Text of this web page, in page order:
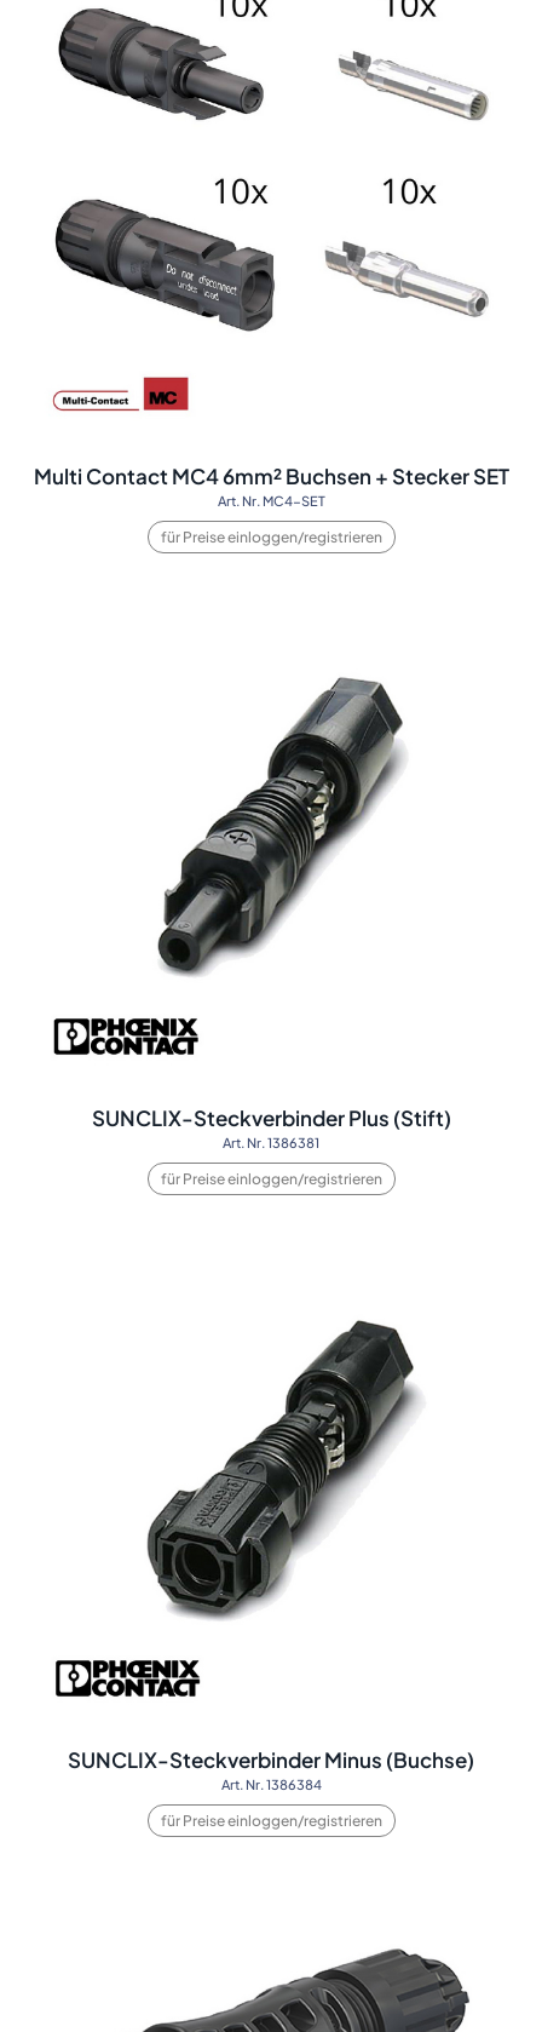
Multi Contact MC4 6mm² Buchsen + Stecker SET
Art. Nr. MC4-SET
für Preise einloggen/registrieren
SUNCLIX-Steckverbinder Plus (Stift)
Art. Nr. 1386381
für Preise einloggen/registrieren
SUNCLIX-Steckverbinder Minus (Buchse)
Art. Nr. 1386384
für Preise einloggen/registrieren